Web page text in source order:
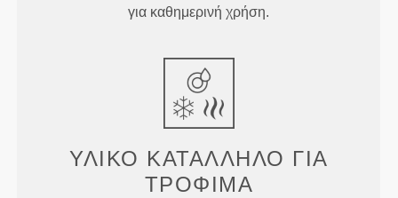
για καθημερινή χρήση.
ΥΛΙΚΌ ΚΑΤΆΛΛΗΛΟ ΓΙΑ
ΤΡΌΦΙΜΑ